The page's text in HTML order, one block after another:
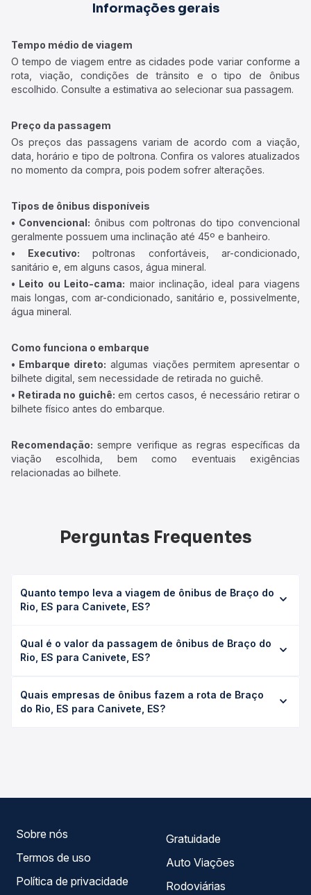
Informações gerais
Tempo médio de viagem
O tempo de viagem entre as cidades pode variar conforme a
rota, viação, condições de trânsito e o tipo de ônibus
escolhido. Consulte a estimativa ao selecionar sua passagem.
Preço da passagem
Os preços das passagens variam de acordo com a viação,
data, horário e tipo de poltrona. Confira os valores atualizados
no momento da compra, pois podem sofrer alterações.
Tipos de ônibus disponíveis
• Convencional: ônibus com poltronas do tipo convencional
geralmente possuem uma inclinação até 45º e banheiro.
• Executivo: poltronas confortáveis, ar-condicionado,
sanitário e, em alguns casos, água mineral.
• Leito ou Leito-cama: maior inclinação, ideal para viagens
mais longas, com ar-condicionado, sanitário e, possivelmente,
água mineral.
Como funciona o embarque
• Embarque direto: algumas viações permitem apresentar o
bilhete digital, sem necessidade de retirada no guichê.
• Retirada no guichê: em certos casos, é necessário retirar o
bilhete físico antes do embarque.
Recomendação: sempre verifique as regras específicas da
viação escolhida, bem como eventuais exigências
relacionadas ao bilhete.
Perguntas Frequentes
Quanto tempo leva a viagem de ônibus de Braço do
Rio, ES para Canivete, ES?
leva em média 2h 5min, podendo variar conforme a
viação, o tipo de serviço (convencional, executivo ou
exata de cada opção na data desejada.
Qual é o valor da passagem de ônibus de Braço do
Rio, ES para Canivete, ES?
Canivete, ES custa em média R$ 58,42 e varia conforme a
data da viagem, a empresa, o tipo de poltrona e a
Quais empresas de ônibus fazem a rota de Braço
do Rio, ES para Canivete, ES?
Sobre nós
Termos de uso
Política de privacidade
Gratuidade
Auto Viações
Rodoviárias